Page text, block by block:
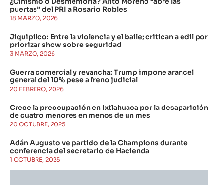
puertas” del PRI a Rosario Robles
18 MARZO, 2026
Jiquipilco: Entre la violencia y el baile; critican a edil por
priorizar show sobre seguridad
3 MARZO, 2026
Guerra comercial y revancha: Trump impone arancel
general del 10% pese a freno judicial
20 FEBRERO, 2026
Crece la preocupación en Ixtlahuaca por la desaparición
de cuatro menores en menos de un mes
20 OCTUBRE, 2025
Adán Augusto ve partido de la Champions durante
conferencia del secretario de Hacienda
1 OCTUBRE, 2025